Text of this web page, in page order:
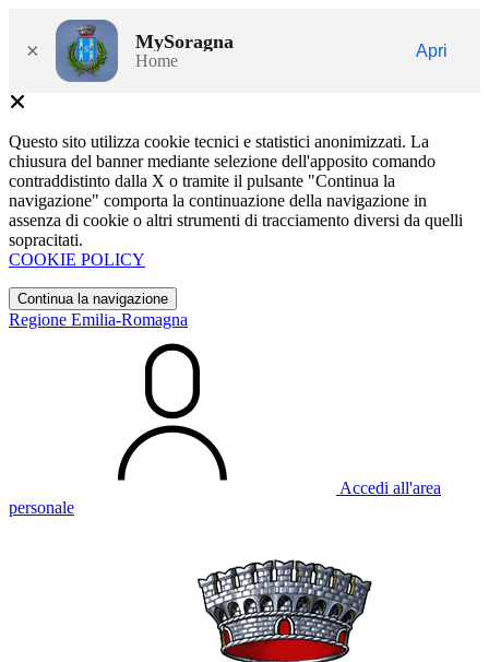
× MySoragna
Home
Apri
Questo sito utilizza cookie tecnici e statistici anonimizzati. La
chiusura del banner mediante selezione dell'apposito comando
contraddistinto dalla X o tramite il pulsante "Continua la
navigazione" comporta la continuazione della navigazione in
assenza di cookie o altri strumenti di tracciamento diversi da quelli
sopracitati.
COOKIE POLICY
Continua la navigazione
Regione Emilia-Romagna
Accedi all'area
personale